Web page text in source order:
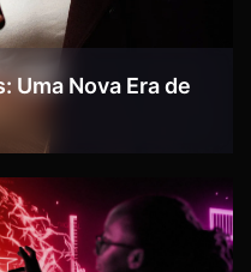
Uma Nova Era de